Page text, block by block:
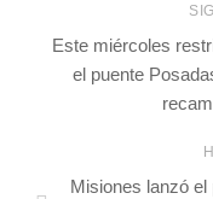
Este miércoles
el puente
Misiones lanzó el